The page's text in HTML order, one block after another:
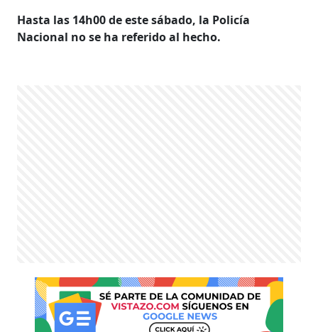
Hasta las 14h00 de este sábado, la Policía
Nacional no se ha referido al hecho.